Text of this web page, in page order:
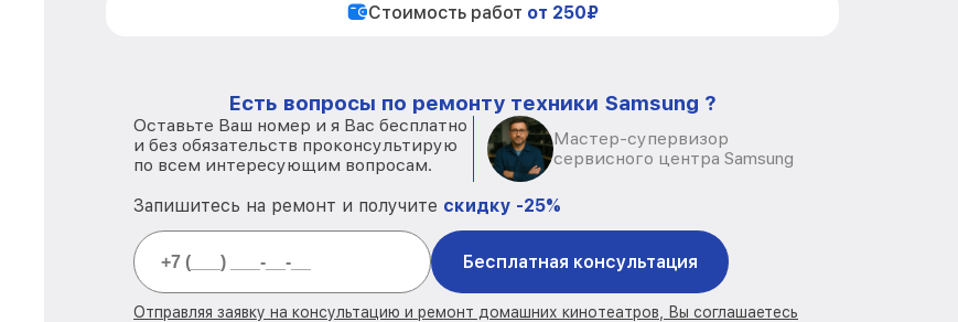
Стоимость работ от 250₽
Есть вопросы по ремонту техники Samsung ?
Оставьте Ваш номер и я Вас бесплатно
и без обязательств проконсультирую
по всем интересующим вопросам.
Мастер-супервизор
сервисного центра Samsung
Запишитесь на ремонт и получите скидку -25%
Бесплатная консультация
Отправляя заявку на консультацию и ремонт домашних кинотеатров, Вы соглашаетесь